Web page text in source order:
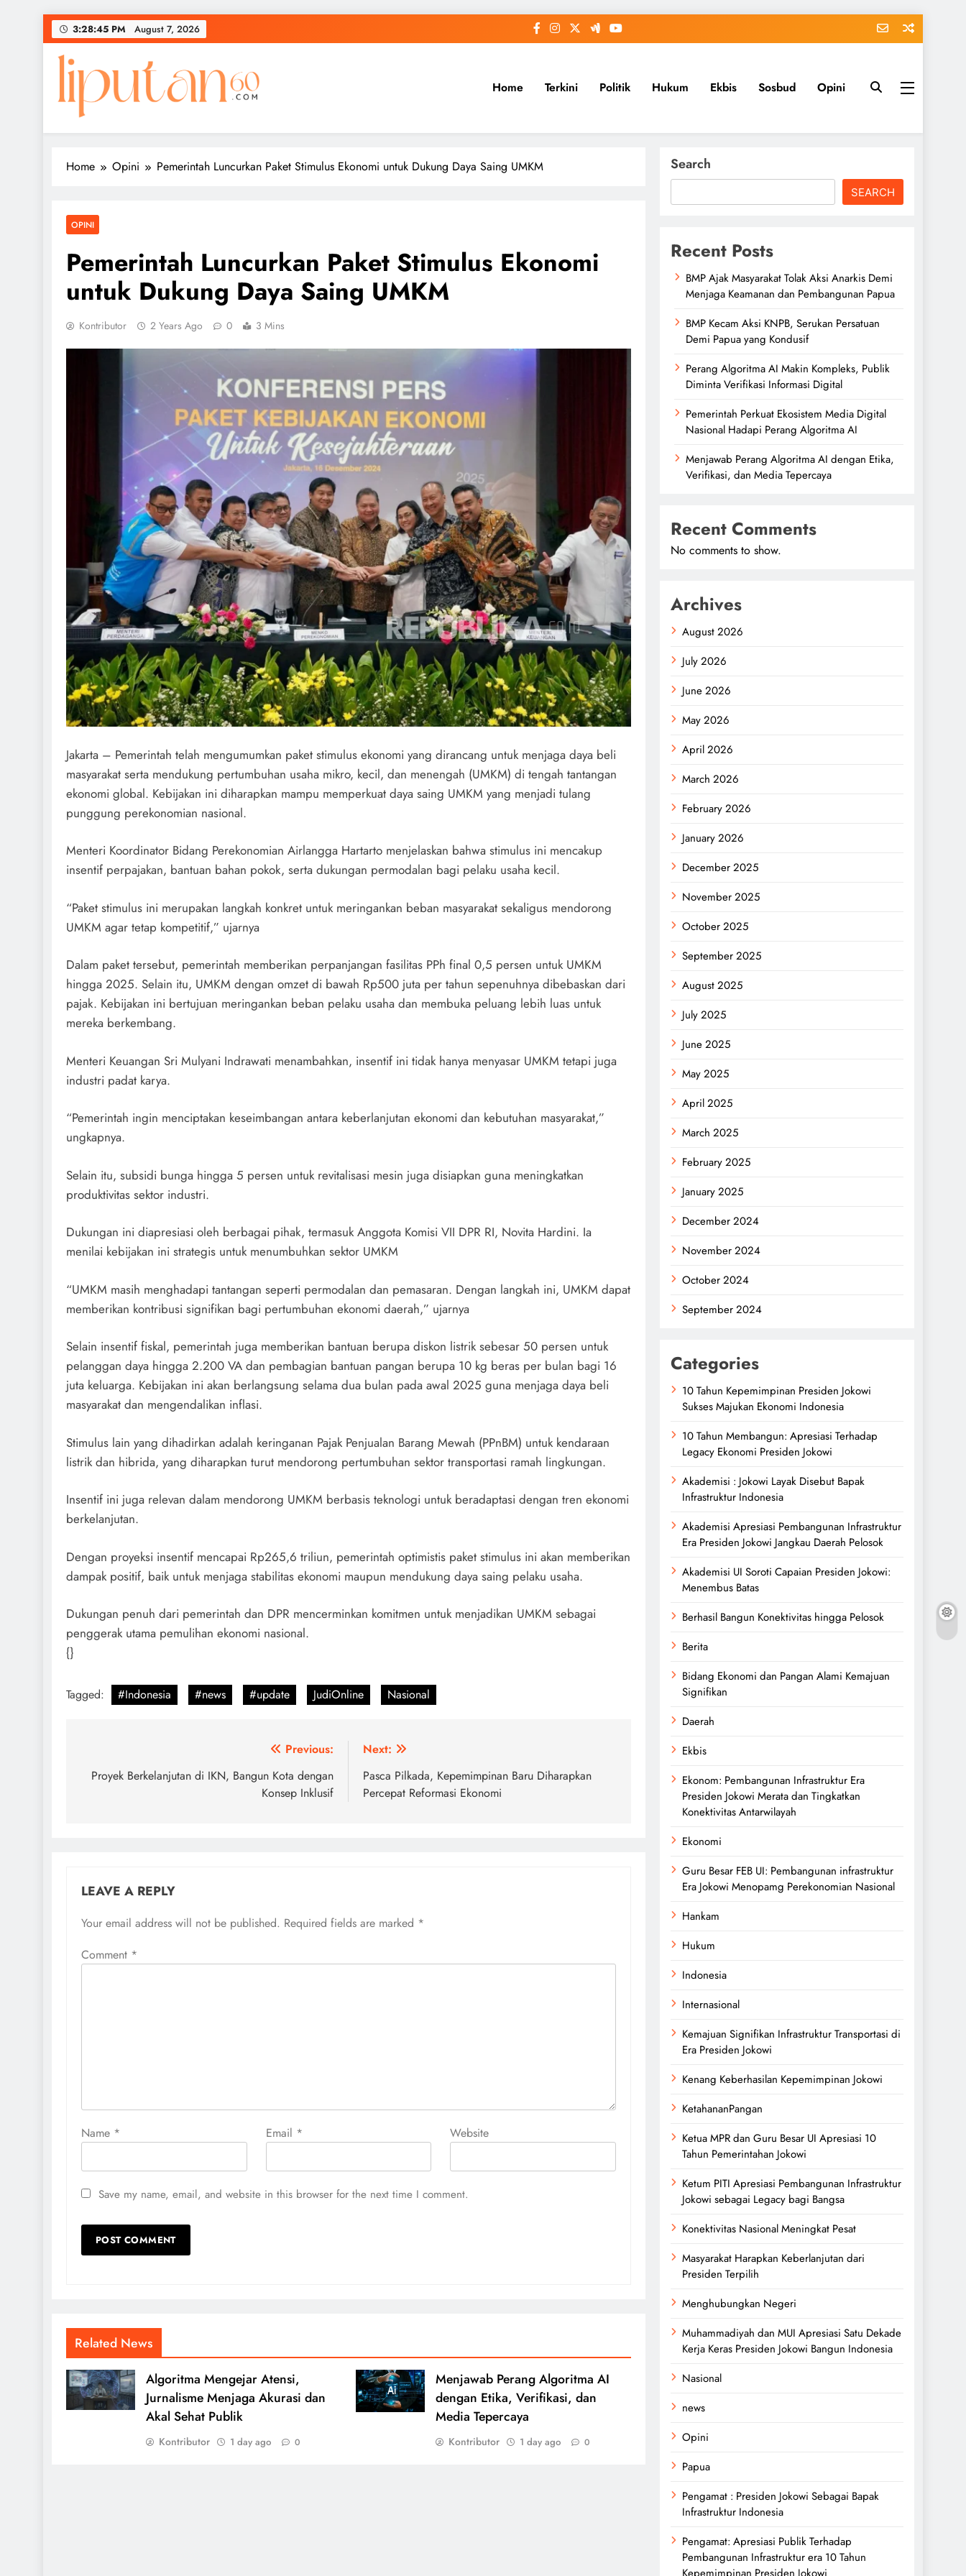
Skip
to
content
3:28:46 PM August 7, 2026
Home Terkini Politik Hukum Ekbis Sosbud Opini
Home Opini Pemerintah Luncurkan Paket Stimulus Ekonomi untuk Dukung Daya Saing UMKM
OPINI
Pemerintah Luncurkan Paket Stimulus Ekonomi
untuk Dukung Daya Saing UMKM
Kontributor 2 Years Ago 0 3 Mins
Jakarta – Pemerintah telah mengumumkan paket stimulus ekonomi yang dirancang untuk menjaga daya beli
masyarakat serta mendukung pertumbuhan usaha mikro, kecil, dan menengah (UMKM) di tengah tantangan
ekonomi global. Kebijakan ini diharapkan mampu memperkuat daya saing UMKM yang menjadi tulang
punggung perekonomian nasional.
Menteri Koordinator Bidang Perekonomian Airlangga Hartarto menjelaskan bahwa stimulus ini mencakup
insentif perpajakan, bantuan bahan pokok, serta dukungan permodalan bagi pelaku usaha kecil.
“Paket stimulus ini merupakan langkah konkret untuk meringankan beban masyarakat sekaligus mendorong
UMKM agar tetap kompetitif,” ujarnya
Dalam paket tersebut, pemerintah memberikan perpanjangan fasilitas PPh final 0,5 persen untuk UMKM
hingga 2025. Selain itu, UMKM dengan omzet di bawah Rp500 juta per tahun sepenuhnya dibebaskan dari
pajak. Kebijakan ini bertujuan meringankan beban pelaku usaha dan membuka peluang lebih luas untuk
mereka berkembang.
Menteri Keuangan Sri Mulyani Indrawati menambahkan, insentif ini tidak hanya menyasar UMKM tetapi juga
industri padat karya.
“Pemerintah ingin menciptakan keseimbangan antara keberlanjutan ekonomi dan kebutuhan masyarakat,”
ungkapnya.
Selain itu, subsidi bunga hingga 5 persen untuk revitalisasi mesin juga disiapkan guna meningkatkan
produktivitas sektor industri.
Dukungan ini diapresiasi oleh berbagai pihak, termasuk Anggota Komisi VII DPR RI, Novita Hardini. Ia
menilai kebijakan ini strategis untuk menumbuhkan sektor UMKM
“UMKM masih menghadapi tantangan seperti permodalan dan pemasaran. Dengan langkah ini, UMKM dapat
memberikan kontribusi signifikan bagi pertumbuhan ekonomi daerah,” ujarnya
Selain insentif fiskal, pemerintah juga memberikan bantuan berupa diskon listrik sebesar 50 persen untuk
pelanggan daya hingga 2.200 VA dan pembagian bantuan pangan berupa 10 kg beras per bulan bagi 16
juta keluarga. Kebijakan ini akan berlangsung selama dua bulan pada awal 2025 guna menjaga daya beli
masyarakat dan mengendalikan inflasi.
Stimulus lain yang dihadirkan adalah keringanan Pajak Penjualan Barang Mewah (PPnBM) untuk kendaraan
listrik dan hibrida, yang diharapkan turut mendorong pertumbuhan sektor transportasi ramah lingkungan.
Insentif ini juga relevan dalam mendorong UMKM berbasis teknologi untuk beradaptasi dengan tren ekonomi
berkelanjutan.
Dengan proyeksi insentif mencapai Rp265,6 triliun, pemerintah optimistis paket stimulus ini akan memberikan
dampak positif, baik untuk menjaga stabilitas ekonomi maupun mendukung daya saing pelaku usaha.
Dukungan penuh dari pemerintah dan DPR mencerminkan komitmen untuk menjadikan UMKM sebagai
penggerak utama pemulihan ekonomi nasional.
{}
Tagged: #Indonesia #news #update JudiOnline Nasional
navigation
Previous:
Proyek Berkelanjutan di IKN, Bangun Kota dengan
Konsep Inklusif
Next:
Pasca Pilkada, Kepemimpinan Baru Diharapkan
Percepat Reformasi Ekonomi
LEAVE A REPLY
Your email address will not be published. Required fields are marked *
Comment *
Name * Email * Website
Save my name, email, and website in this browser for the next time I comment.
Related News
Algoritma Mengejar Atensi,
Jurnalisme Menjaga Akurasi dan
Akal Sehat Publik
Kontributor 1 day ago 0
Menjawab Perang Algoritma AI
dengan Etika, Verifikasi, dan
Media Tepercaya
Kontributor 1 day ago 0
Search
SEARCH
Recent Posts
BMP Ajak Masyarakat Tolak Aksi Anarkis Demi
Menjaga Keamanan dan Pembangunan Papua
BMP Kecam Aksi KNPB, Serukan Persatuan
Demi Papua yang Kondusif
Perang Algoritma AI Makin Kompleks, Publik
Diminta Verifikasi Informasi Digital
Pemerintah Perkuat Ekosistem Media Digital
Nasional Hadapi Perang Algoritma AI
Menjawab Perang Algoritma AI dengan Etika,
Verifikasi, dan Media Tepercaya
Recent Comments
No comments to show.
Archives
August 2026
July 2026
June 2026
May 2026
April 2026
March 2026
February 2026
January 2026
December 2025
November 2025
October 2025
September 2025
August 2025
July 2025
June 2025
May 2025
April 2025
March 2025
February 2025
January 2025
December 2024
November 2024
October 2024
September 2024
Categories
10 Tahun Kepemimpinan Presiden Jokowi
Sukses Majukan Ekonomi Indonesia
10 Tahun Membangun: Apresiasi Terhadap
Legacy Ekonomi Presiden Jokowi
Akademisi : Jokowi Layak Disebut Bapak
Infrastruktur Indonesia
Akademisi Apresiasi Pembangunan Infrastruktur
Era Presiden Jokowi Jangkau Daerah Pelosok
Akademisi UI Soroti Capaian Presiden Jokowi:
Menembus Batas
Berhasil Bangun Konektivitas hingga Pelosok
Berita
Bidang Ekonomi dan Pangan Alami Kemajuan
Signifikan
Daerah
Ekbis
Ekonom: Pembangunan Infrastruktur Era
Presiden Jokowi Merata dan Tingkatkan
Konektivitas Antarwilayah
Ekonomi
Guru Besar FEB UI: Pembangunan infrastruktur
Era Jokowi Menopamg Perekonomian Nasional
Hankam
Hukum
Indonesia
Internasional
Kemajuan Signifikan Infrastruktur Transportasi di
Era Presiden Jokowi
Kenang Keberhasilan Kepemimpinan Jokowi
KetahananPangan
Ketua MPR dan Guru Besar UI Apresiasi 10
Tahun Pemerintahan Jokowi
Ketum PITI Apresiasi Pembangunan Infrastruktur
Jokowi sebagai Legacy bagi Bangsa
Konektivitas Nasional Meningkat Pesat
Masyarakat Harapkan Keberlanjutan dari
Presiden Terpilih
Menghubungkan Negeri
Muhammadiyah dan MUI Apresiasi Satu Dekade
Kerja Keras Presiden Jokowi Bangun Indonesia
Nasional
news
Opini
Papua
Pengamat : Presiden Jokowi Sebagai Bapak
Infrastruktur Indonesia
Pengamat: Apresiasi Publik Terhadap
Pembangunan Infrastruktur era 10 Tahun